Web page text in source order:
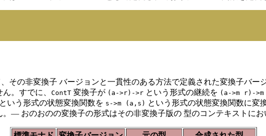
その非変換子 バージョンと一貫性のある方法で定義された変換子バー
。すでに、 ContT 変換子が (a->r)->r という形式の継続を (a->m r)-
という形式の状態変換関数を s->m (a,s) という形式の状態変換関数に変
— おのおのの変換子の形式はその非変換子版の 型のコンテキストに